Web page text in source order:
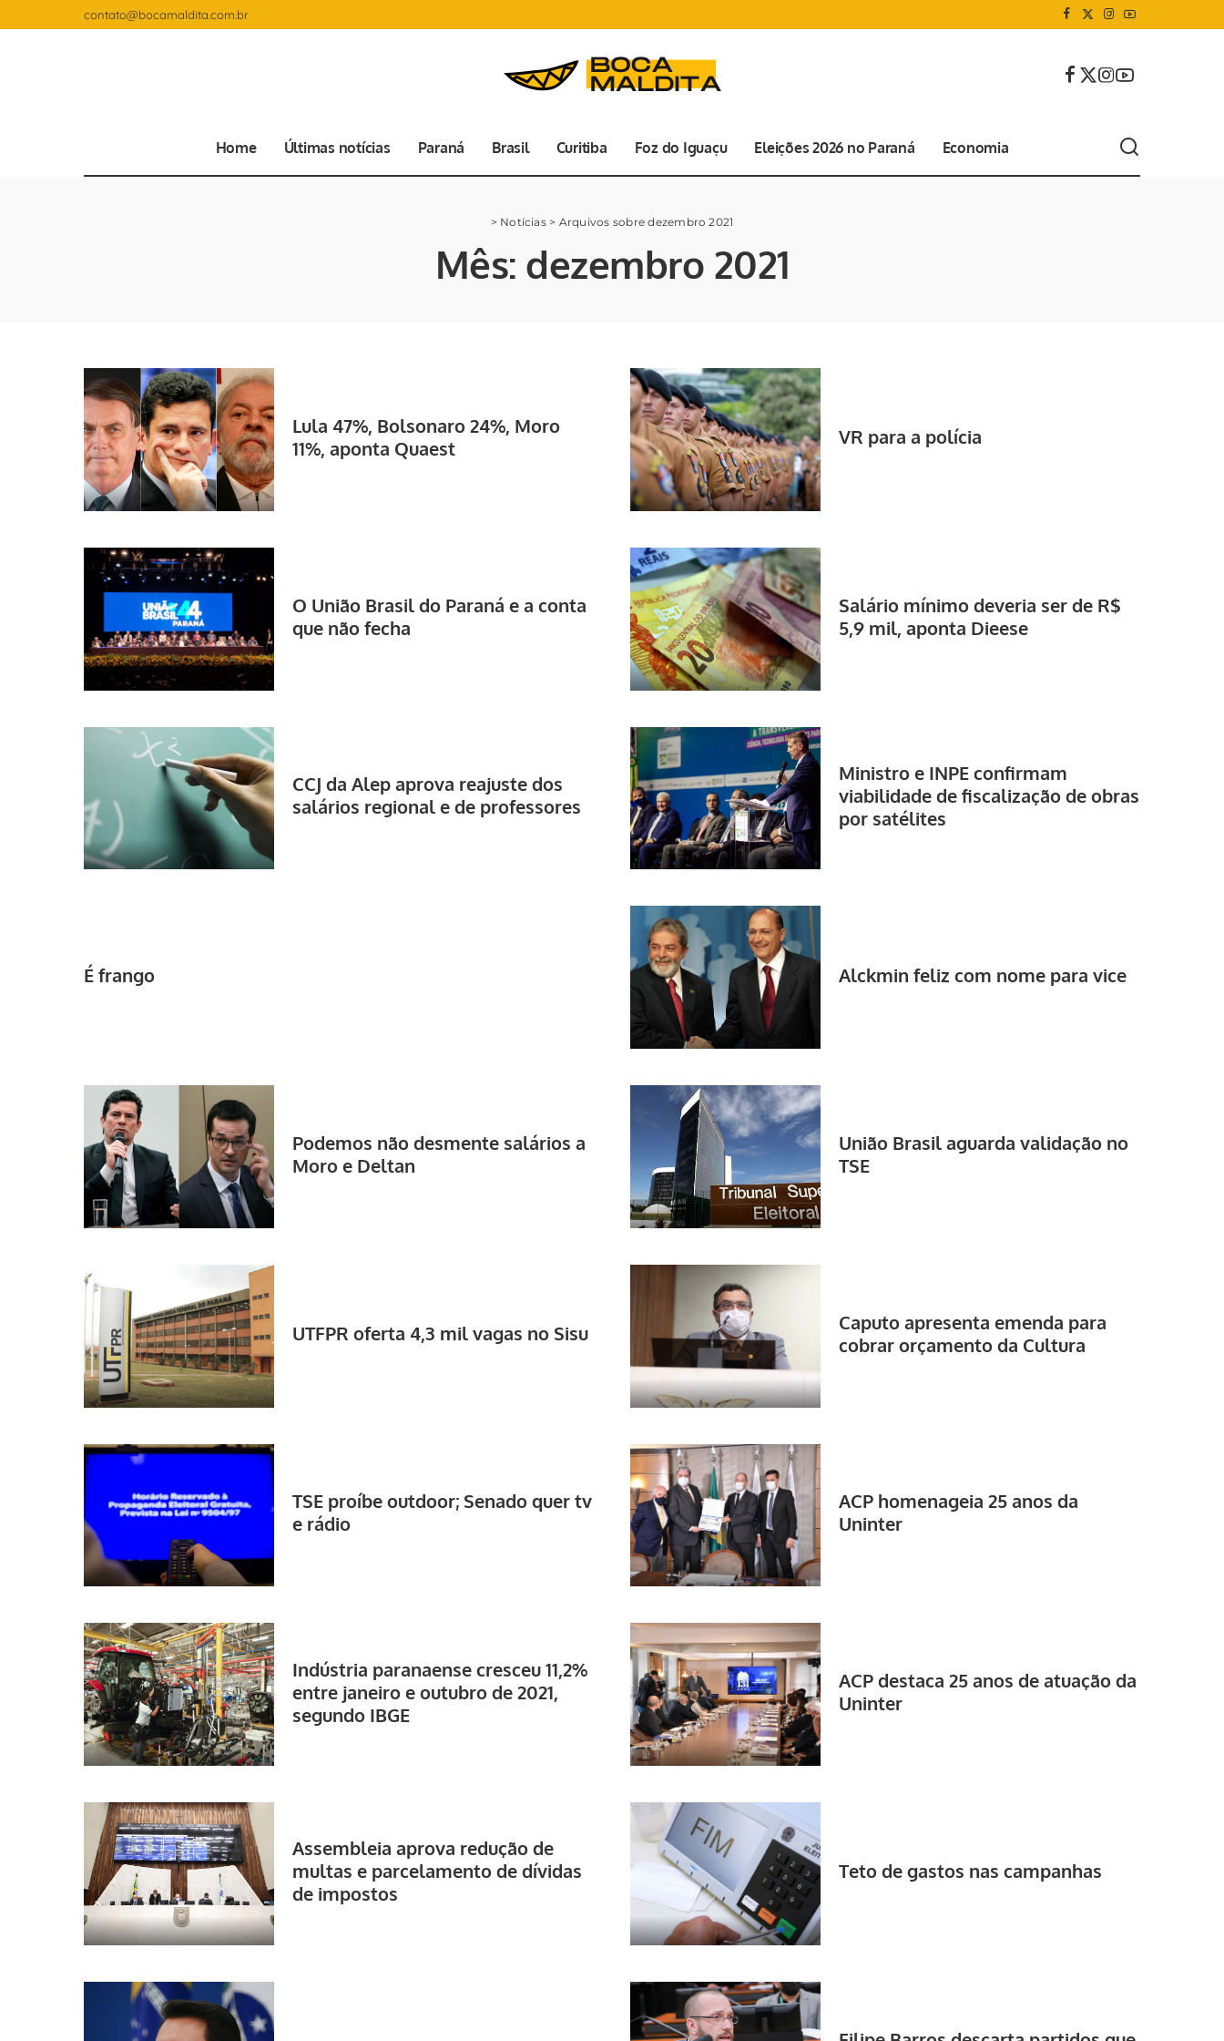
contato@bocamaldita.com.br
Home Últimas notícias Paraná Brasil Curitiba Foz do Iguaçu Eleições 2026 no Paraná Economia
> Notícias> Arquivos sobre dezembro 2021
Mês: dezembro 2021
Lula 47%, Bolsonaro 24%, Moro
11%, aponta Quaest
VR para a polícia
O União Brasil do Paraná e a conta
que não fecha
Salário mínimo deveria ser de R$
5,9 mil, aponta Dieese
CCJ da Alep aprova reajuste dos
salários regional e de professores
Ministro e INPE confirmam
viabilidade de fiscalização de obras
por satélites
É frango Alckmin feliz com nome para vice
Podemos não desmente salários a
Moro e Deltan
União Brasil aguarda validação no
TSE
UTFPR oferta 4,3 mil vagas no Sisu
Caputo apresenta emenda para
cobrar orçamento da Cultura
TSE proíbe outdoor; Senado quer tv
e rádio
ACP homenageia 25 anos da
Uninter
Indústria paranaense cresceu 11,2%
entre janeiro e outubro de 2021,
segundo IBGE
ACP destaca 25 anos de atuação da
Uninter
Assembleia aprova redução de
multas e parcelamento de dívidas
de impostos
Teto de gastos nas campanhas